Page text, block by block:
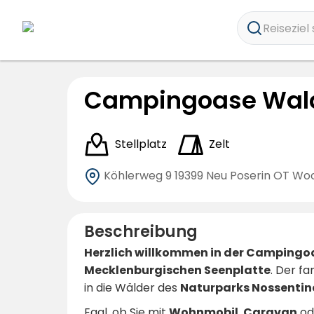
Reiseziel
Campingoase
Stellplatz
Zelt
Köhlerweg 9 19399 Neu Poserin OT
Beschreibung
Herzlich willkommen in der
Mecklenburgischen Seenplatte. Der
in die Wälder des Naturparks